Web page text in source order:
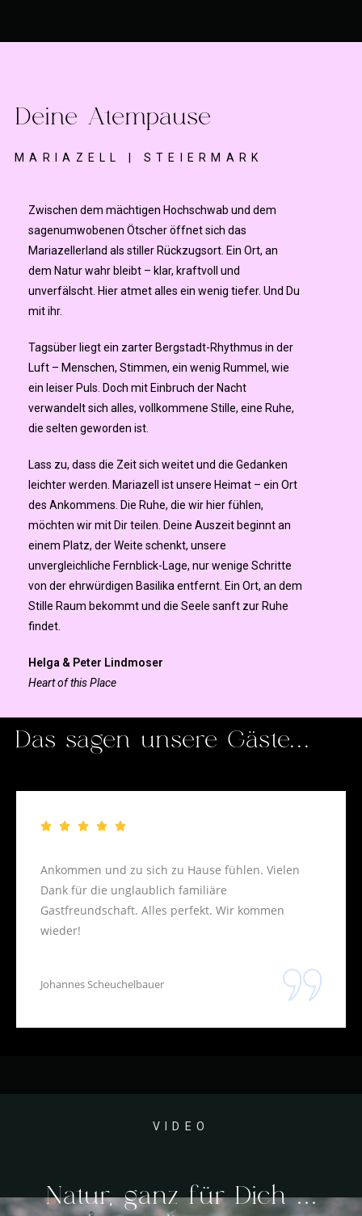
Deine Atempause
MARIAZELL | STEIERMARK
Zwischen dem mächtigen Hochschwab und dem
sagenumwobenen Ötscher öffnet sich das
Mariazellerland als stiller Rückzugsort. Ein Ort, an
dem Natur wahr bleibt – klar, kraftvoll und
unverfälscht. Hier atmet alles ein wenig tiefer. Und Du
mit ihr.
Tagsüber liegt ein zarter Bergstadt-Rhythmus in der
Luft – Menschen, Stimmen, ein wenig Rummel, wie
ein leiser Puls. Doch mit Einbruch der Nacht
verwandelt sich alles, vollkommene Stille, eine Ruhe,
die selten geworden ist.
Lass zu, dass die Zeit sich weitet und die Gedanken
leichter werden. Mariazell ist unsere Heimat – ein Ort
des Ankommens. Die Ruhe, die wir hier fühlen,
möchten wir mit Dir teilen. Deine Auszeit beginnt an
einem Platz, der Weite schenkt, unsere
unvergleichliche Fernblick-Lage, nur wenige Schritte
von der ehrwürdigen Basilika entfernt. Ein Ort, an dem
Stille Raum bekommt und die Seele sanft zur Ruhe
findet.
Helga & Peter Lindmoser
Heart of this Place
Das sagen unsere Gäste...
Ankommen und zu sich zu Hause fühlen. Vielen
Dank für die unglaublich familiäre
Gastfreundschaft. Alles perfekt. Wir kommen
wieder!
Johannes Scheuchelbauer
VIDEO
Natur, ganz für Dich ...